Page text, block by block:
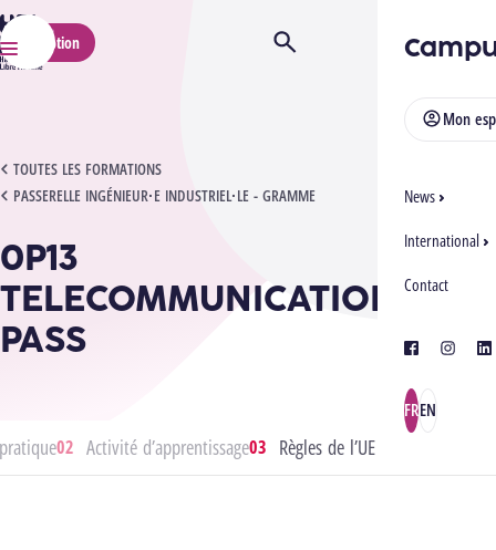
HELMo
Menu
Mon
News
International
Contact
facebook
FREN
Inscription Ouvrir/Fermer la recherche
TOUTES LES FORMATIONS
PASSERELLE INGÉNIEUR·E INDUSTRIEL·LE - GRAMME
0P13 TELECOMMUNICATIONS - PASS
0P13
TELECOMMUNICATIONS -
PASS
Activité d’apprentissage Règles de l’UE